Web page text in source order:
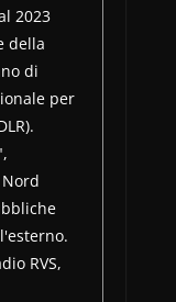
2023
della
di
per
RVS,